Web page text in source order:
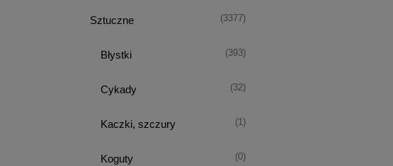
Sztuczne (3377)
Błystki (393)
Cykady (32)
Kaczki, szczury (1)
Koguty (0)